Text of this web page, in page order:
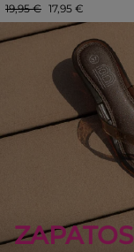
17,95 €
19,95 €
ZAPATOS